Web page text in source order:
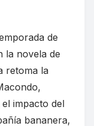
de
la novela de
retoma la
impacto del
bananera,